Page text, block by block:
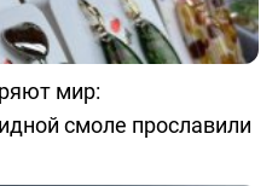
мир:
смоле прославили